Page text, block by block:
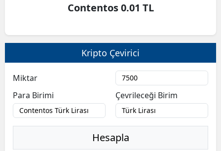
Artvin
Bilecik
Bingöl
Bitlis
Contentos 0.01 TL
Kripto Çevirici
Miktar
Para Birimi
Çevrileceği Birim
Hesapla